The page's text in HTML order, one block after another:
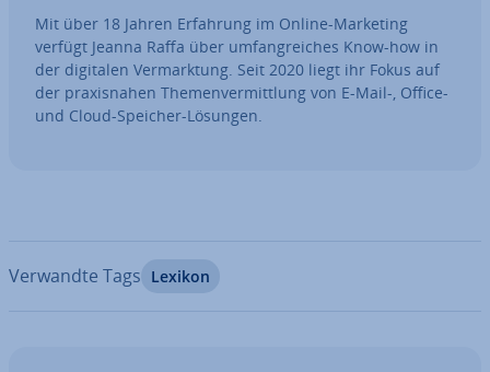
Mit über 18 Jahren Erfahrung im Online-Marketing
verfügt Jeanna Raffa über um­fang­rei­ches Know-how in
der digitalen Ver­mark­tung. Seit 2020 liegt ihr Fokus auf
der pra­xis­na­hen The­men­ver­mitt­lung von E-Mail-, Office-
und Cloud-Speicher-Lösungen.
Verwandte Tags Lexikon